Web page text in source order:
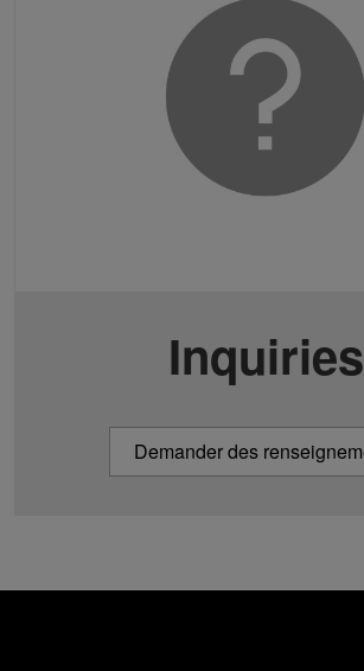
Inquiries
Demander des